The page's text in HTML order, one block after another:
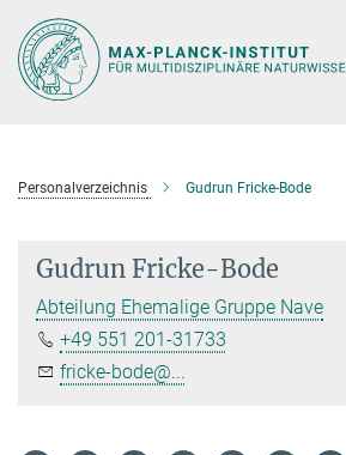
Hauptinhalt
Personalverzeichnis Gudrun Fricke-Bode
Gudrun Fricke-Bode
Abteilung Ehemalige Gruppe Nave
+49 551 201-31733
fricke-bode@...